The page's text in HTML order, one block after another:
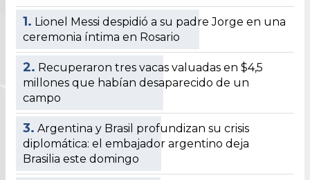
1. Lionel Messi despidió a su padre Jorge en una
ceremonia íntima en Rosario
2. Recuperaron tres vacas valuadas en $4,5
millones que habían desaparecido de un
campo
3. Argentina y Brasil profundizan su crisis
diplomática: el embajador argentino deja
Brasilia este domingo